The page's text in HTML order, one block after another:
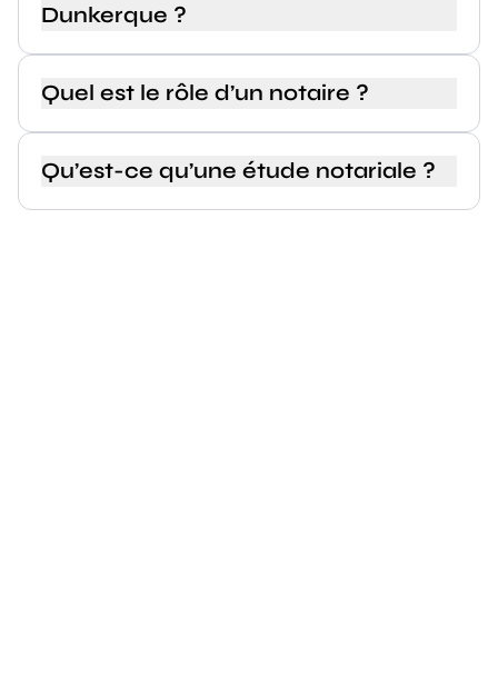
Dunkerque ?
Quel est le rôle d’un notaire ?
Qu’est-ce qu’une étude notariale ?